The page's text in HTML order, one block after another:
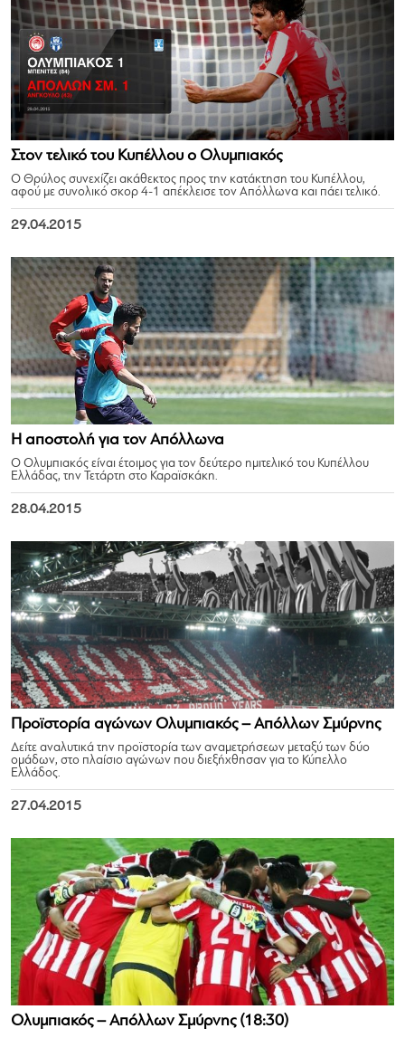
Στον τελικό του Κυπέλλου ο Ολυμπιακός
Ο Θρύλος συνεχίζει ακάθεκτος προς την κατάκτηση του Κυπέλλου,
αφού με συνολικό σκορ 4-1 απέκλεισε τον Απόλλωνα και πάει τελικό.
29.04.2015
Η αποστολή για τον Απόλλωνα
Ο Ολυμπιακός είναι έτοιμος για τον δεύτερο ημιτελικό του Κυπέλλου
Ελλάδας, την Τετάρτη στο Καραϊσκάκη.
28.04.2015
Προϊστορία αγώνων Ολυμπιακός – Απόλλων Σμύρνης
Δείτε αναλυτικά την προϊστορία των αναμετρήσεων μεταξύ των δύο
ομάδων, στo πλαίσιo αγώνων που διεξήχθησαν για το Κύπελλο
Ελλάδος.
27.04.2015
Oλυμπιακός – Απόλλων Σμύρνης (18:30)